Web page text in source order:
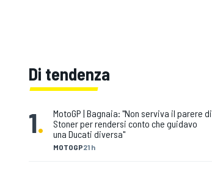
Di tendenza
1.
MOTOGP21 h
MotoGP | Bagnaia: "Non serviva il parere di
Stoner per rendersi conto che guidavo
una Ducati diversa"